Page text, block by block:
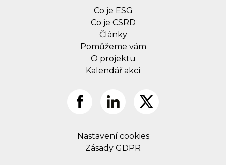
Co je ESG
Co je CSRD
Články
Pomůžeme vám
O projektu
Kalendář akcí
Nastavení cookies
Zásady GDPR